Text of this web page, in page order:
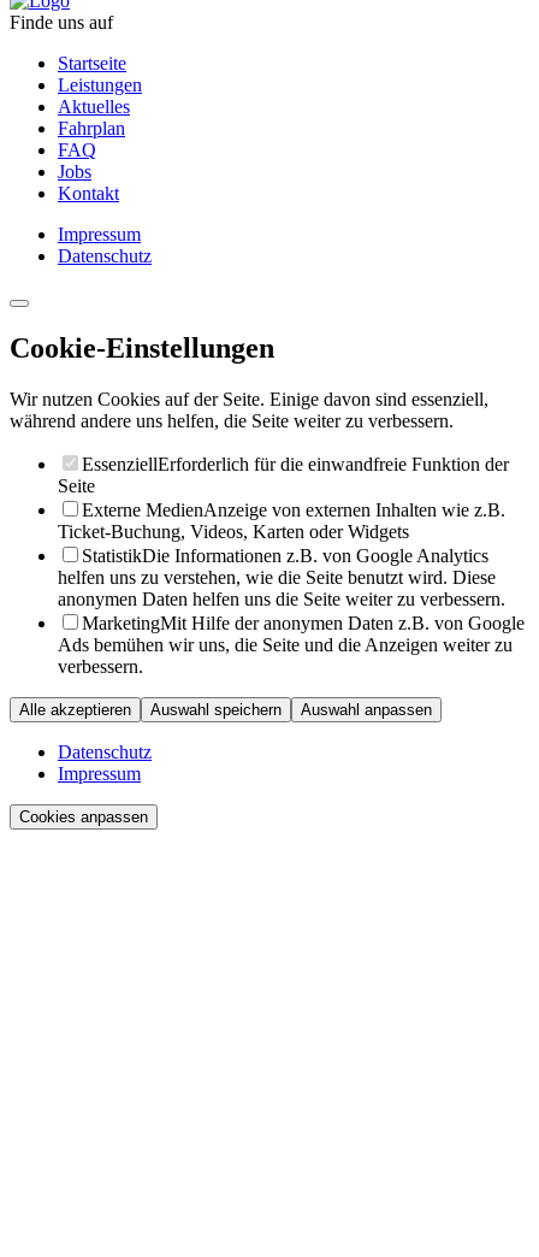
Finde uns auf
Startseite
Leistungen
Aktuelles
Fahrplan
FAQ
Jobs
Kontakt
Impressum
Datenschutz
Cookie-Einstellungen
Wir nutzen Cookies auf der Seite. Einige davon sind essenziell,
während andere uns helfen, die Seite weiter zu verbessern.
EssenziellErforderlich für die einwandfreie Funktion der
Seite
Externe MedienAnzeige von externen Inhalten wie z.B.
Ticket-Buchung, Videos, Karten oder Widgets
StatistikDie Informationen z.B. von Google Analytics
helfen uns zu verstehen, wie die Seite benutzt wird. Diese
anonymen Daten helfen uns die Seite weiter zu verbessern.
MarketingMit Hilfe der anonymen Daten z.B. von Google
Ads bemühen wir uns, die Seite und die Anzeigen weiter zu
verbessern.
Alle akzeptieren Auswahl speichern Auswahl anpassen
Datenschutz
Impressum
Cookies anpassen